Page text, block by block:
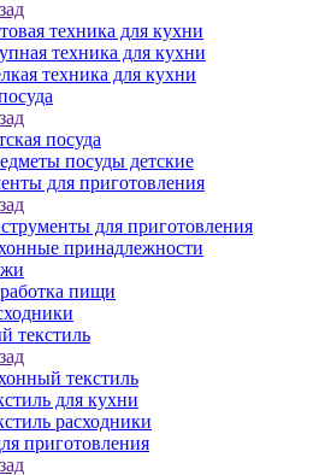
техника для кухни
техника для кухни
техника для кухни
посуда
посуды детские
для приготовления
для приготовления
принадлежности
пищи
текстиль
текстиль
для кухни
расходники
приготовления